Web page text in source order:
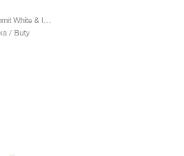
/ Buty